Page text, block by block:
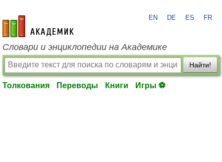
academic.ru
EN DE ES FR
Словари и энциклопедии на Академике
Найти!
Толкования Переводы Книги Игры ⚽